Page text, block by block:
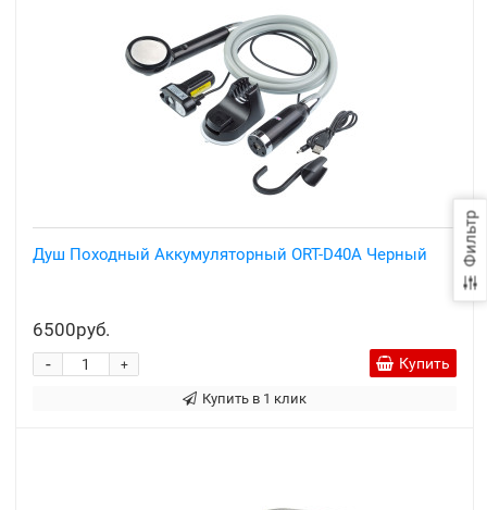
Фильтр
Душ Походный Аккумуляторный ORT-D40A Черный
6500руб.
+
- Купить
Купить в 1 клик